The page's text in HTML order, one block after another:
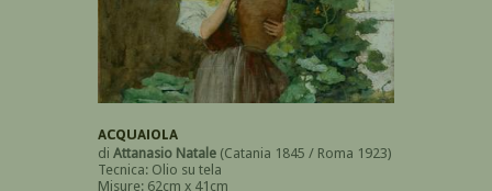
ACQUAIOLA
di Attanasio Natale (Catania 1845 / Roma 1923)
Tecnica: Olio su tela
Misure: 62cm x 41cm